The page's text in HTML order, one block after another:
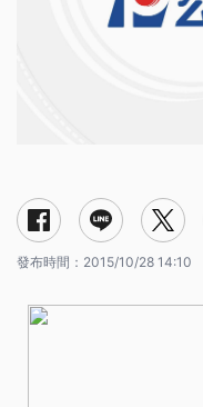
發布時間： 2015/10/28 14:10